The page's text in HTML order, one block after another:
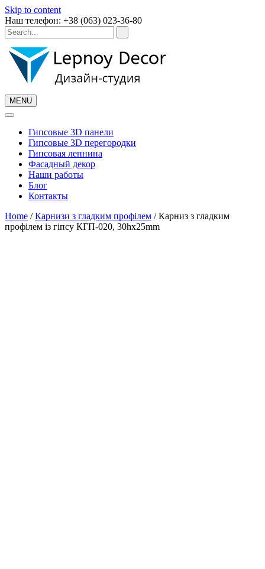
Skip to content
Наш телефон: +38 (063) 023-36-80
MENU
Гипсовые 3D панели
Гипсовые 3D перегородки
Гипсовая лепнина
Фасадный декор
Наши работы
Блог
Контакты
Home /Карнизи з гладким профілем / Карниз з гладким
профілем із гіпсу КГП-020, 30hx25mm